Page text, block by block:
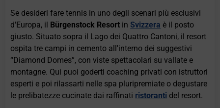
Se desideri fare tennis in uno degli scenari più esclusivi
d'Europa, il Bürgenstock Resort inSvizzera è il posto
giusto. Situato sopra il Lago dei Quattro Cantoni, il resort
ospita tre campi in cemento all'interno dei suggestivi
“Diamond Domes”, con viste spettacolari su vallate e
montagne. Qui puoi goderti coaching privati con istruttori
esperti e poi rilassarti nelle spa pluripremiate o degustare
le prelibatezze cucinate dai raffinati ristoranti del resort.